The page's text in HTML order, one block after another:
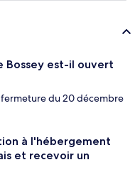
Bossey est-il ouvert
du 20 décembre
à l'hébergement
et recevoir un